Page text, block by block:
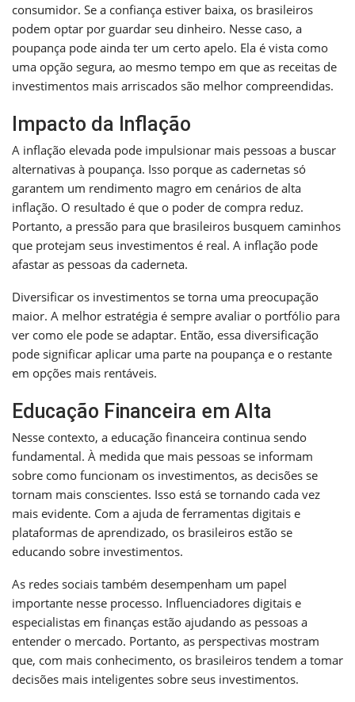
consumidor. Se a confiança estiver baixa, os brasileiros
podem optar por guardar seu dinheiro. Nesse caso, a
poupança pode ainda ter um certo apelo. Ela é vista como
uma opção segura, ao mesmo tempo em que as receitas de
investimentos mais arriscados são melhor compreendidas.
Impacto da Inflação
A inflação elevada pode impulsionar mais pessoas a buscar
alternativas à poupança. Isso porque as cadernetas só
garantem um rendimento magro em cenários de alta
inflação. O resultado é que o poder de compra reduz.
Portanto, a pressão para que brasileiros busquem caminhos
que protejam seus investimentos é real. A inflação pode
afastar as pessoas da caderneta.
Diversificar os investimentos se torna uma preocupação
maior. A melhor estratégia é sempre avaliar o portfólio para
ver como ele pode se adaptar. Então, essa diversificação
pode significar aplicar uma parte na poupança e o restante
em opções mais rentáveis.
Educação Financeira em Alta
Nesse contexto, a educação financeira continua sendo
fundamental. À medida que mais pessoas se informam
sobre como funcionam os investimentos, as decisões se
tornam mais conscientes. Isso está se tornando cada vez
mais evidente. Com a ajuda de ferramentas digitais e
plataformas de aprendizado, os brasileiros estão se
educando sobre investimentos.
As redes sociais também desempenham um papel
importante nesse processo. Influenciadores digitais e
especialistas em finanças estão ajudando as pessoas a
entender o mercado. Portanto, as perspectivas mostram
que, com mais conhecimento, os brasileiros tendem a tomar
decisões mais inteligentes sobre seus investimentos.